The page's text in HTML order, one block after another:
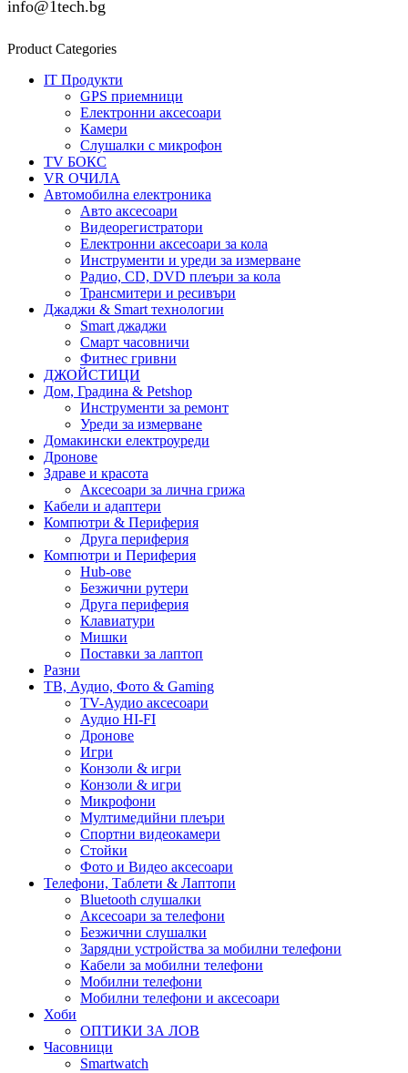
info@1tech.bg
Product Categories
IT Продукти
GPS приемници
Електронни аксесоари
Камери
Слушалки с микрофон
TV БОКС
VR ОЧИЛА
Автомобилна електроника
Авто аксесоари
Видеорегистратори
Електронни аксесоари за кола
Инструменти и уреди за измерване
Радио, CD, DVD плеъри за кола
Трансмитери и ресивъри
Джаджи & Smart технологии
Smart джаджи
Смарт часовничи
Фитнес гривни
ДЖОЙСТИЦИ
Дом, Градина & Petshop
Инструменти за ремонт
Уреди за измерване
Домакински електроуреди
Дронове
Здраве и красота
Аксесоари за лична грижа
Кабели и адаптери
Компютри & Периферия
Друга периферия
Компютри и Периферия
Hub-ове
Безжични рутери
Друга периферия
Клавиатури
Мишки
Поставки за лаптоп
Разни
ТВ, Аудио, Фото & Gaming
TV-Аудио аксесоари
Аудио HI-FI
Дронове
Игри
Конзоли & игри
Конзоли & игри
Микрофони
Мултимедийни плеъри
Спортни видеокамери
Стойки
Фото и Видео аксесоари
Телефони, Таблети & Лаптопи
Bluetooth слушалки
Аксесоари за телефони
Безжични слушалки
Зарядни устройства за мобилни телефони
Кабели за мобилни телефони
Мобилни телефони
Мобилни телефони и аксесоари
Хоби
ОПТИКИ ЗА ЛОВ
Часовници
Smartwatch